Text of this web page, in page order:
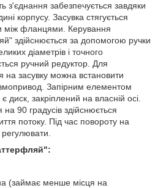
з'єднання забезпечується завдяки
корпусу. Засувка стягується
між фланцями. Керування
здійснюється за допомогою ручки
діаметрів і точного
ручний редуктор. Для
на засувку можна встановити
Запірним елементом
диск, закріплений на власній осі.
90 градусів здійснюється
потоку. Під час повороту на
(займає менше місця на